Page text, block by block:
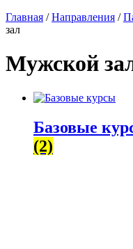
Главная /Направления /
зал
Мужской
Базовые
(2)